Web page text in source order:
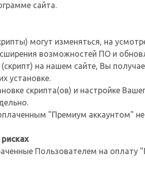
сайта.
могут изменяться, на
возможностей ПО и
на нашем сайте, Вы
установке.
скрипта(ов) и настройке
"Премиум аккаунтом"
Пользователем на оплату